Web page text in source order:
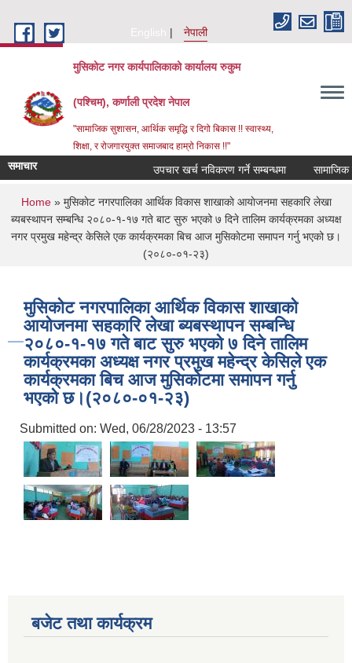
English
नेपाली
मुसिकोट नगर कार्यपालिकाको कार्यालय रुकुम
(पश्चिम), कर्णाली प्रदेश नेपाल
"सामाजिक सुशासन, आर्थिक समृद्धि र दिगो बिकास !! स्वास्थ्य,
शिक्षा, र रोजगारयुक्त समाजबाद हाम्रो निकास !!"
समाचार उपचार खर्च नविकरण गर्ने सम्बन्धमा
You are here
Home» मुसिकाेट नगरपालिका आर्थिक विकास शाखाकाे आयाेजनमा सहकारि लेखा
ब्यबस्थापन सम्बन्धि २०८०-१-१७ गते बाट सुरु भएको ७ दिने तालिम कार्यक्रमका अध्यक्ष
नगर प्रमुख महेन्द्र केसिले एक कार्यक्रमका बिच आज मुसिकाेटमा समापन गर्नु भएको छ।
(२०८०-०१-२३)
मुसिकाेट नगरपालिका आर्थिक विकास शाखाकाे
आयाेजनमा सहकारि लेखा ब्यबस्थापन सम्बन्धि
२०८०-१-१७ गते बाट सुरु भएको ७ दिने तालिम
कार्यक्रमका अध्यक्ष नगर प्रमुख महेन्द्र केसिले एक
कार्यक्रमका बिच आज मुसिकाेटमा समापन गर्नु
भएको छ।(२०८०-०१-२३)
Submitted on: Wed, 06/28/2023 - 13:57
बजेट तथा कार्यक्रम